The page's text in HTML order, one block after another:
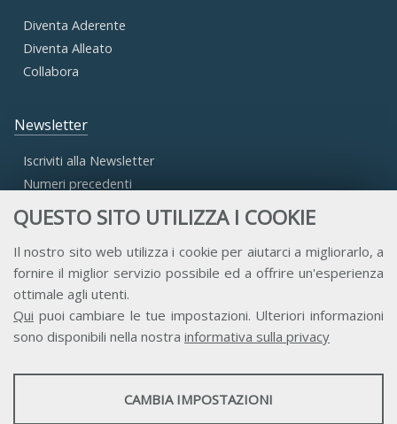
QUESTO SITO UTILIZZA I COOKIE
Il nostro sito web utilizza i cookie per aiutarci a migliorarlo, a
fornire il miglior servizio possibile ed a offrire un'esperienza
ottimale agli utenti.
Qui puoi cambiare le tue impostazioni. Ulteriori informazioni
sono disponibili nella nostra informativa sulla privacy
STATISTICHE
CAMBIA IMPOSTAZIONI
Diventa Aderente
Diventa Alleato
Collabora
Newsletter
Iscriviti alla Newsletter
Numeri precedenti
Accesso Aderenti
Accesso Consulta
Accesso Team